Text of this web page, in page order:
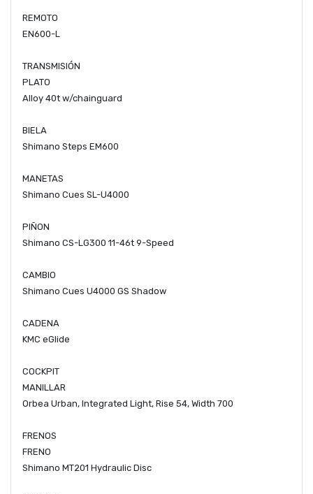
REMOTO
EN600-L
TRANSMISIÓN
PLATO
Alloy 40t w/chainguard
BIELA
Shimano Steps EM600
MANETAS
Shimano Cues SL-U4000
PIÑON
Shimano CS-LG300 11-46t 9-Speed
CAMBIO
Shimano Cues U4000 GS Shadow
CADENA
KMC eGlide
COCKPIT
MANILLAR
Orbea Urban, Integrated Light, Rise 54, Width 700
FRENOS
FRENO
Shimano MT201 Hydraulic Disc